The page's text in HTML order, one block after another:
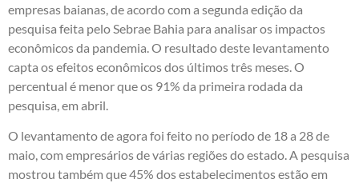
empresas baianas, de acordo com a segunda edição da
pesquisa feita pelo Sebrae Bahia para analisar os impactos
econômicos da pandemia. O resultado deste levantamento
capta os efeitos econômicos dos últimos três meses. O
percentual é menor que os 91% da primeira rodada da
pesquisa, em abril.
O levantamento de agora foi feito no período de 18 a 28 de
maio, com empresários de várias regiões do estado. A pesquisa
mostrou também que 45% dos estabelecimentos estão em